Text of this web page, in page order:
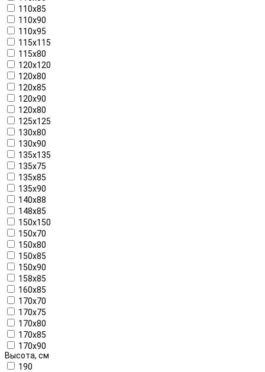
110x85
110x90
110x95
115x115
115x80
120x120
120x80
120x85
120x90
120х80
125x125
130x80
130x90
135x135
135x75
135x85
135x90
140x88
148x85
150x150
150x70
150x80
150x85
150x90
158x85
160х85
170x70
170x75
170x80
170x85
170x90
Высота, см
190